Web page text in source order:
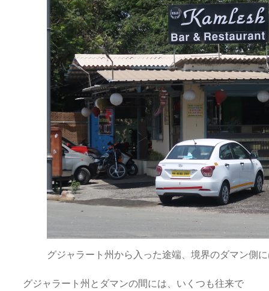
グジャラート州から入った途端、境界のダマン側
グジャラート州とダマンの間には、いくつも往来で